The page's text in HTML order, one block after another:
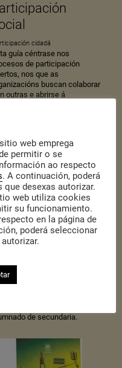
cidadá
guía céntrase nos
de participación
nos que as
buscan colaborar
outras e abrirse á
en
cidadá
guía céntrase en como
de secundaria.
web emprega
permitir o se
ao respecto
. A continuación, poderá
desexas autorizar.
web utiliza cookies
su funcionamiento.
en la página de
poderá seleccionar